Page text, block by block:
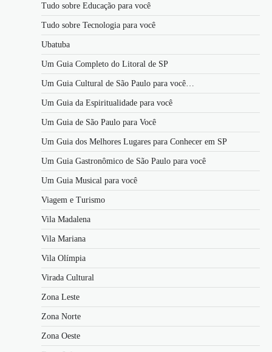
Tudo sobre Educação para você
Tudo sobre Tecnologia para você
Ubatuba
Um Guia Completo do Litoral de SP
Um Guia Cultural de São Paulo para você…
Um Guia da Espiritualidade para você
Um Guia de São Paulo para Você
Um Guia dos Melhores Lugares para Conhecer em SP
Um Guia Gastronômico de São Paulo para você
Um Guia Musical para você
Viagem e Turismo
Vila Madalena
Vila Mariana
Vila Olímpia
Virada Cultural
Zona Leste
Zona Norte
Zona Oeste